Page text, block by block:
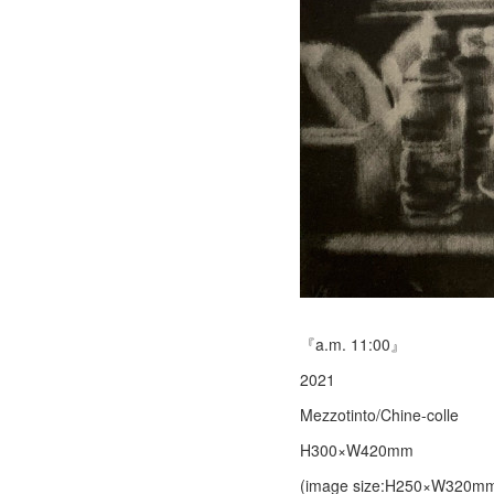
『a.m. 11:00』
2021
Mezzotinto/Chine-colle
H300×W420mm
(image